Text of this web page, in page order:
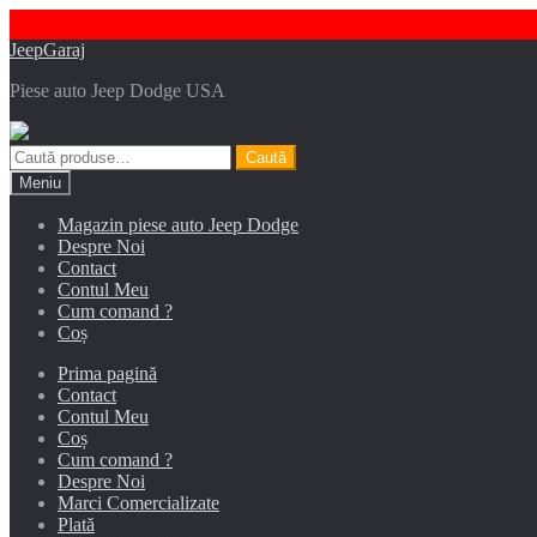
Sari
navigare
Sari
conținut
JeepGaraj
Piese auto Jeep Dodge USA
Caută
după:
Caută
Meniu
Magazin piese auto Jeep Dodge
Despre Noi
Contact
Contul Meu
Cum comand ?
Coș
Prima pagină
Contact
Contul Meu
Coș
Cum comand ?
Despre Noi
Marci Comercializate
Plată